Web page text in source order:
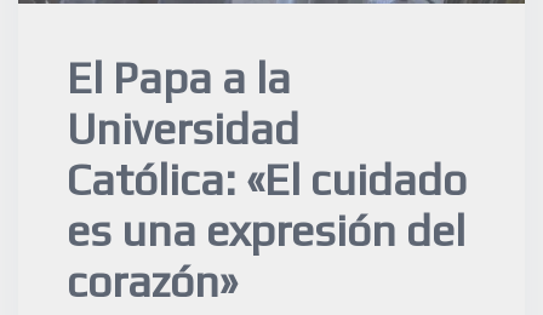
El Papa a la
Universidad
Católica: «El cuidado
es una expresión del
corazón»